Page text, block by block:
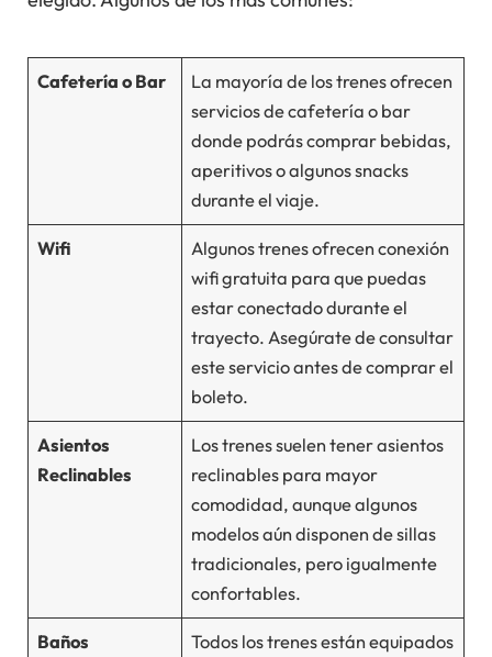
Cafetería o Bar
La mayoría de los trenes ofrecen
servicios de cafetería o bar
donde podrás comprar bebidas,
aperitivos o algunos snacks
durante el viaje.
Wifi
Algunos trenes ofrecen conexión
wifi gratuita para que puedas
estar conectado durante el
trayecto. Asegúrate de consultar
este servicio antes de comprar el
boleto.
Asientos
Reclinables
Los trenes suelen tener asientos
reclinables para mayor
comodidad, aunque algunos
modelos aún disponen de sillas
tradicionales, pero igualmente
confortables.
Baños
Todos los trenes están equipados